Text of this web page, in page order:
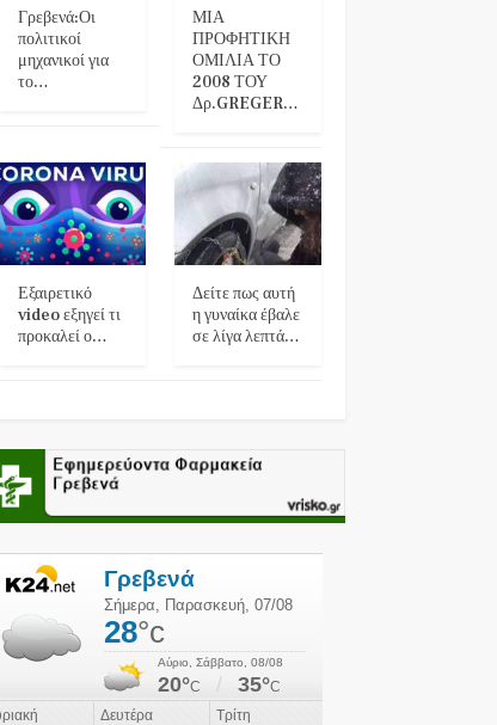
Γρεβενά:Οι
πολιτικοί
μηχανικοί για
το…
ΜΙΑ
ΠΡΟΦΗΤΙΚΗ
ΟΜΙΛΙΑ ΤΟ
2008 ΤΟΥ
Δρ.GREGER…
Εξαιρετικό
video εξηγεί τι
προκαλεί ο…
Δείτε πως αυτή
η γυναίκα έβαλε
σε λίγα λεπτά…